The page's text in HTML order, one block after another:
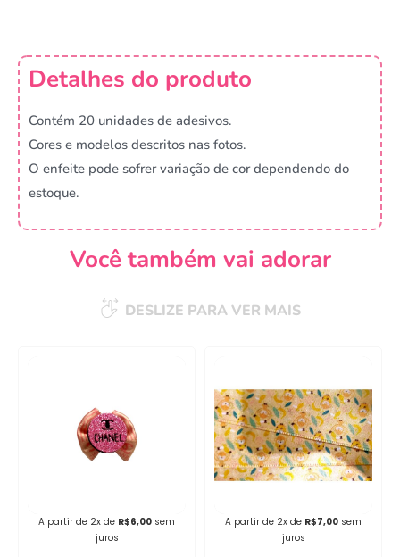
Detalhes do produto
Contém 20 unidades de adesivos.
Cores e modelos descritos nas fotos.
O enfeite pode sofrer variação de cor dependendo do
estoque.
Você também vai adorar
DESLIZE PARA VER MAIS
A partir de 2x de R$6,00 sem
juros
A partir de 2x de R$7,00 sem
juros